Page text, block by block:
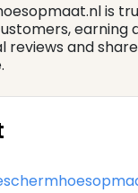
is
reviews and